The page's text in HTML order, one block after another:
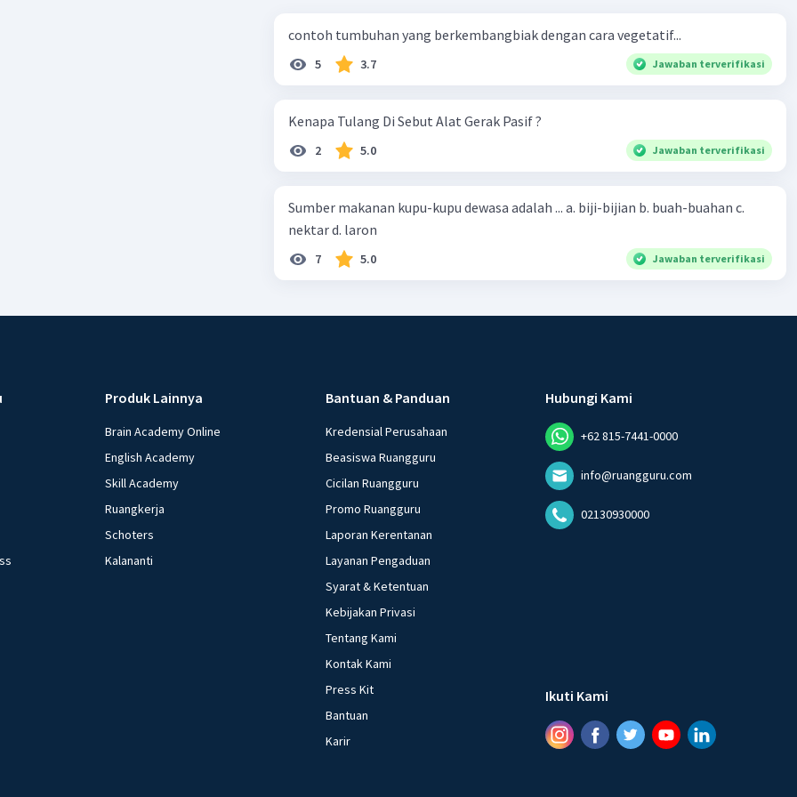
contoh tumbuhan yang berkembangbiak dengan cara vegetatif...
5 3.7 Jawaban terverifikasi
Kenapa Tulang Di Sebut Alat Gerak Pasif ?
2 5.0 Jawaban terverifikasi
Sumber makanan kupu-kupu dewasa adalah ... a. biji-bijian b. buah-buahan c.
nektar d. laron
7 5.0 Jawaban terverifikasi
Produk Lainnya
Brain Academy Online
English Academy
Skill Academy
Ruangkerja
Schoters
Kalananti
Bantuan & Panduan
Kredensial Perusahaan
Beasiswa Ruangguru
Cicilan Ruangguru
Promo Ruangguru
Laporan Kerentanan
Layanan Pengaduan
Syarat & Ketentuan
Kebijakan Privasi
Tentang Kami
Kontak Kami
Press Kit
Bantuan
Karir
Hubungi Kami
+62 815-7441-0000
info@ruangguru.com
02130930000
Ikuti Kami